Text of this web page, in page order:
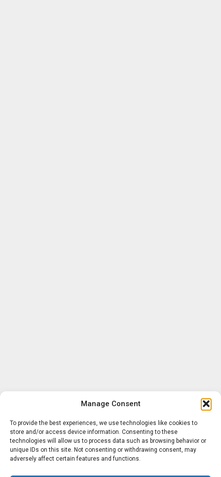
Manage Consent
To provide the best experiences, we use technologies like cookies to
store and/or access device information. Consenting to these
technologies will allow us to process data such as browsing behavior or
unique IDs on this site. Not consenting or withdrawing consent, may
adversely affect certain features and functions.